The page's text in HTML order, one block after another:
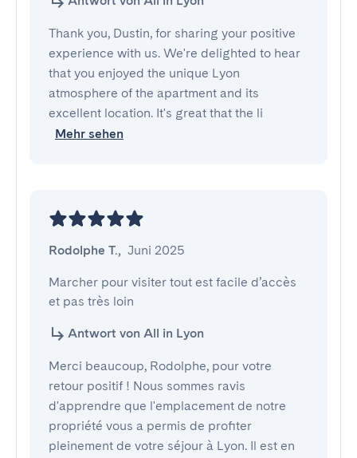
Thank you, Dustin, for sharing your positive
experience with us. We're delighted to hear
that you enjoyed the unique Lyon
atmosphere of the apartment and its
excellent location. It's great that the li
Mehr sehen
Rodolphe T., Juni 2025
Marcher pour visiter tout est facile d’accès
et pas très loin
Antwort von All in Lyon
Merci beaucoup, Rodolphe, pour votre
retour positif ! Nous sommes ravis
d'apprendre que l'emplacement de notre
propriété vous a permis de profiter
pleinement de votre séjour à Lyon. Il est en